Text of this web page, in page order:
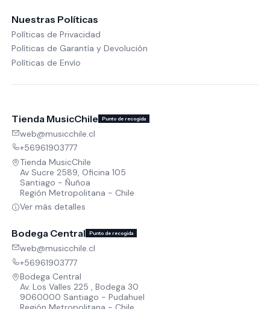
Nuestras Políticas
Políticas de Privacidad
Políticas de Garantía y Devolución
Políticas de Envío
Tienda MusicChile Punto de recogida
web@musicchile.cl
+56961903777
Tienda MusicChile
Av Sucre 2589, Oficina 105
Santiago - Ñuñoa
Región Metropolitana - Chile
Ver más detalles
Bodega Central Punto de recogida
web@musicchile.cl
+56961903777
Bodega Central
Av. Los Valles 225 , Bodega 30
9060000 Santiago - Pudahuel